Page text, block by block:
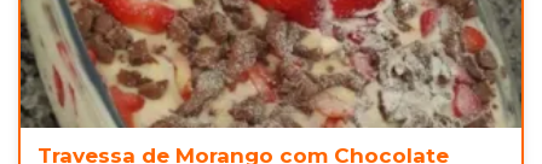
Travessa de Morango com Chocolate